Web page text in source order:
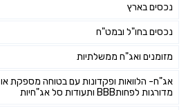
נכסים בארץ
נכסים בחו"ל ובמט"ח
מזומנים ואג"ח ממשלתיות
אג"ח- הלוואות ופקדונות עם בטוחה מספקת או
מדורגות לפחותBBB ותעודות סל אג"חיות